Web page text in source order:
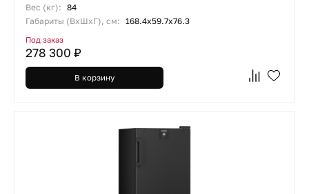
Вес (кг): 84
Габариты (ВхШхГ), см: 168.4х59.7х76.3
Под заказ
278 300 ₽
В корзину